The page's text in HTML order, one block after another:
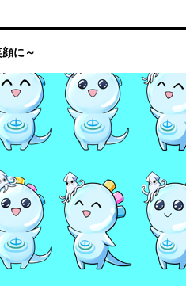
に～